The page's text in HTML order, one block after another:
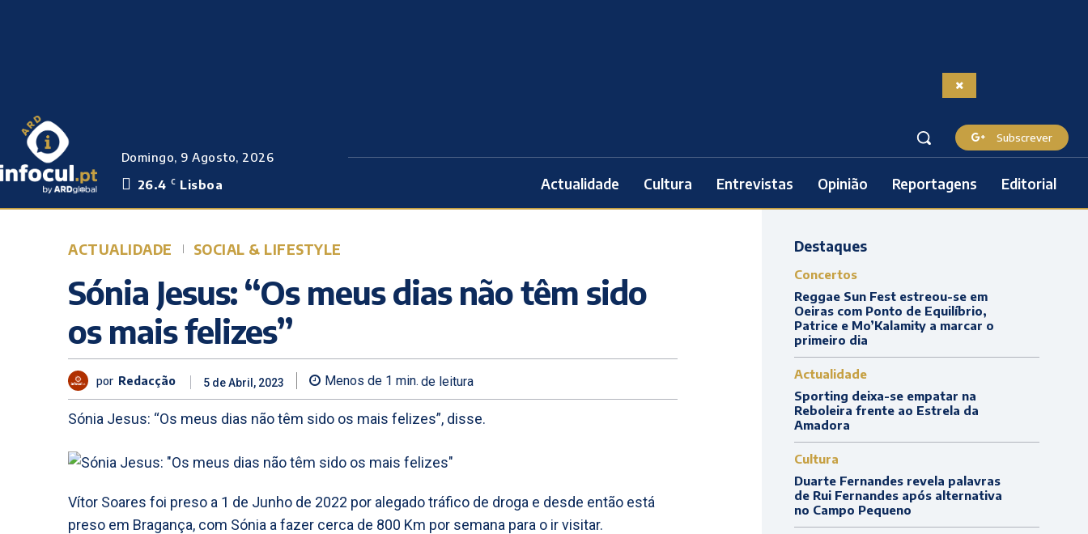
Domingo, 9 Agosto, 2026
26.4 C Lisboa
Subscrever
Actualidade Cultura Entrevistas Opinião Reportagens Editorial
ACTUALIDADE SOCIAL & LIFESTYLE
Sónia Jesus: “Os meus dias não têm sido
os mais felizes”
por Redacção 5 de Abril, 2023 Menos de 1 min. de leitura
Sónia Jesus: “Os meus dias não têm sido os mais felizes”, disse.
Vítor Soares foi preso a 1 de Junho de 2022 por alegado tráfico de droga e desde então está
preso em Bragança, com Sónia a fazer cerca de 800 Km por semana para o ir visitar.
Destaques
Concertos
Reggae Sun Fest estreou-se em
Oeiras com Ponto de Equilíbrio,
Patrice e Mo’Kalamity a marcar o
primeiro dia
Actualidade
Sporting deixa-se empatar na
Reboleira frente ao Estrela da
Amadora
Cultura
Duarte Fernandes revela palavras
de Rui Fernandes após alternativa
no Campo Pequeno